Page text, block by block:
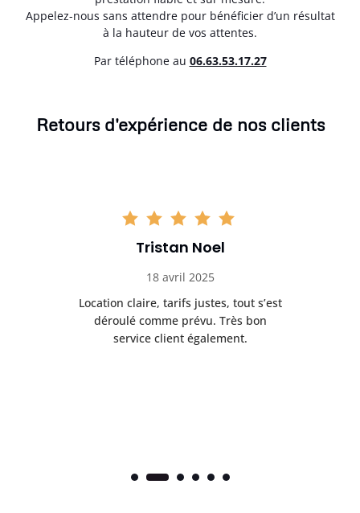
Appelez-nous sans attendre pour bénéficier d’un résultat
à la hauteur de vos attentes.
Par téléphone au 06.63.53.17.27
Retours d'expérience de nos clients
Tristan Noel
18 avril 2025
Location claire, tarifs justes, tout s’est
déroulé comme prévu. Très bon
service client également.